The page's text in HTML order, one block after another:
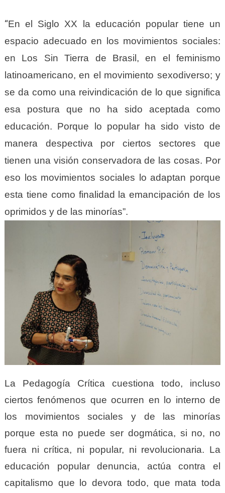
“En el Siglo XX la educación popular tiene un
espacio adecuado en los movimientos sociales:
en Los Sin Tierra de Brasil, en el feminismo
latinoamericano, en el movimiento sexodiverso; y
se da como una reivindicación de lo que significa
esa postura que no ha sido aceptada como
educación. Porque lo popular ha sido visto de
manera despectiva por ciertos sectores que
tienen una visión conservadora de las cosas. Por
eso los movimientos sociales lo adaptan porque
esta tiene como finalidad la emancipación de los
oprimidos y de las minorías”.
La Pedagogía Crítica cuestiona todo, incluso
ciertos fenómenos que ocurren en lo interno de
los movimientos sociales y de las minorías
porque esta no puede ser dogmática, si no, no
fuera ni crítica, ni popular, ni revolucionaria. La
educación popular denuncia, actúa contra el
capitalismo que lo devora todo, que mata toda